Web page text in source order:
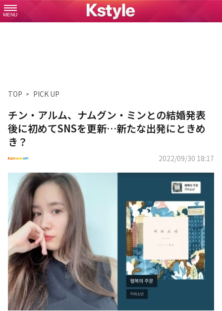
MENU
TOP PICK UP
チン・アルム、ナムグン・ミンとの結婚発表
後に初めてSNSを更新…新たな出発にときめ
き？
2022/09/30 18:17